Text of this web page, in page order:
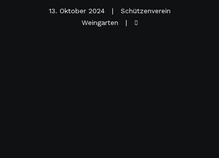
13. Oktober 2024
Schützenverein
Weingarten